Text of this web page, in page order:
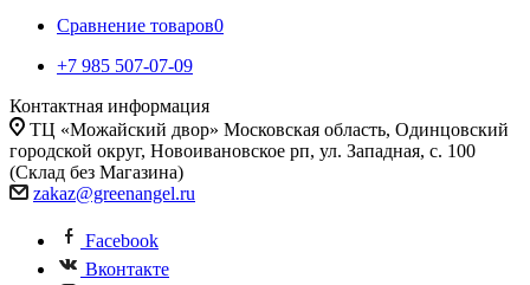
Сравнение товаров0
+7 985 507-07-09
Контактная информация
ТЦ «Можайский двор» Московская область, Одинцовский
городской округ, Новоивановское рп, ул. Западная, с. 100
(Склад без Магазина)
zakaz@greenangel.ru
Facebook
Вконтакте